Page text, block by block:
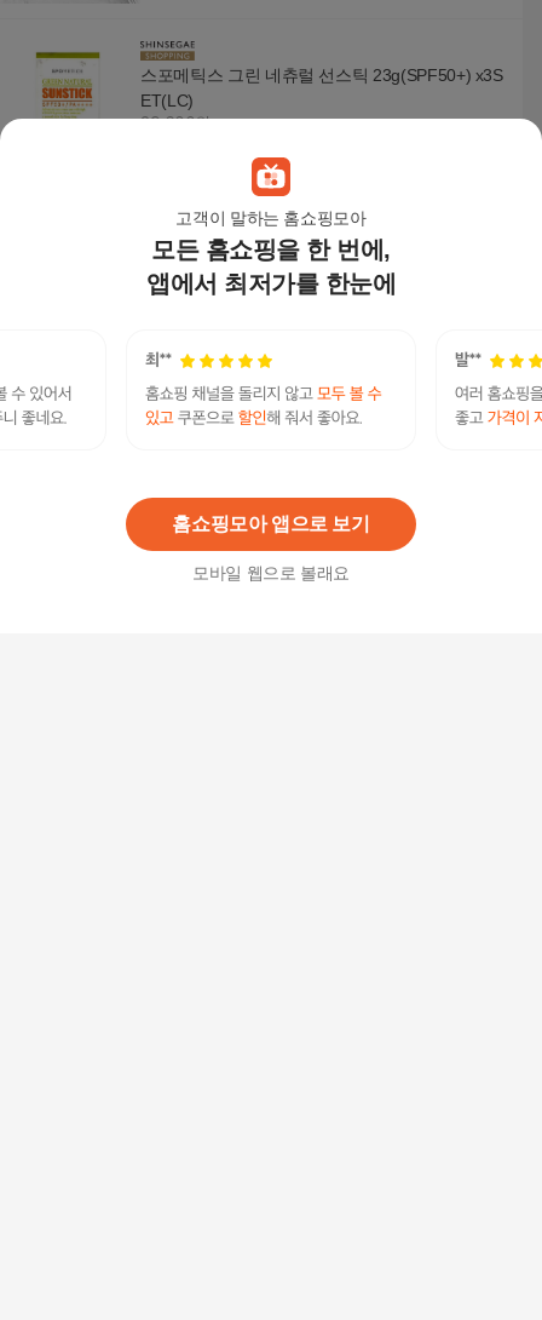
고객이 말하는 홈쇼핑모아
모든 홈쇼핑을 한 번에,
앱에서 최저가를 한눈에
홈쇼핑모아 앱으로 보기
모바일 웹으로 볼래요
스포메틱스 그린 네츄럴 선스틱 23g(SPF50+) x3S
ET(LC)
39,600원
셀러허브 1 스포메틱스 무기자차 노세범 톤업 선쿠
션 리필 X2개 (32664273)
42,360 원
스포메틱스 그린 네츄럴 선스틱 23g(SPF50+)(LC)